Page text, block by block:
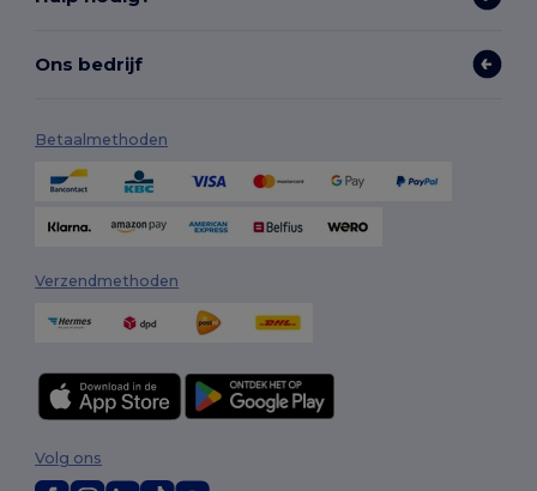
Ons bedrijf
Betaalmethoden
Verzendmethoden
Volg ons